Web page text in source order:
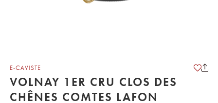
E-CAVISTE
VOLNAY 1ER CRU CLOS DES
CHÊNES COMTES LAFON